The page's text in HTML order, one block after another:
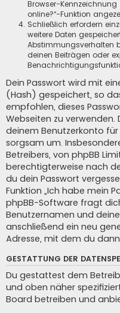
Browser-
online?“-Funktion
Schließlich erfordern
weitere Daten
Abstimmungsverhalten
deinen Beiträgen oder
Dein Passwort wird mit
(Hash) gespeichert, so
empfohlen, dieses
Webseiten zu verwenden.
deinem Benutzerkonto
sorgsam um.
Betreibers, von phpBB
berechtigterweise nach
du dein Passwort
Funktion „Ich habe mein
phpBB-Software fragt
Benutzernamen und
anschließend ein neu
Adresse, mit dem du
GESTATTUNG DER
Du gestattest dem
und oben näher
Board betreiben und